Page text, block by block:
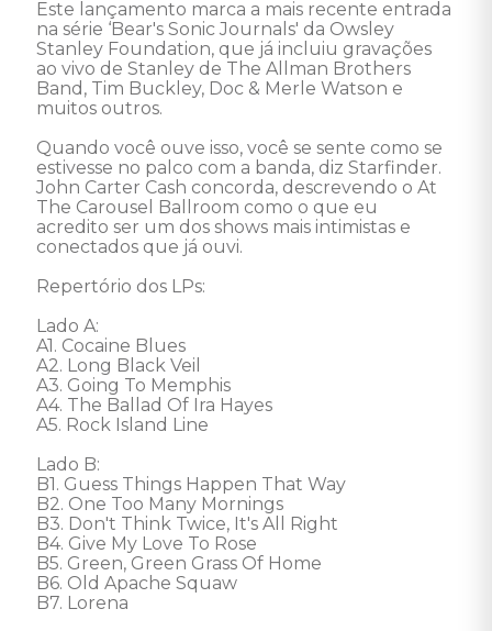
Este lançamento marca a mais recente entrada
na série ‘Bear's Sonic Journals' da Owsley
Stanley Foundation, que já incluiu gravações
ao vivo de Stanley de The Allman Brothers
Band, Tim Buckley, Doc & Merle Watson e
muitos outros.
Quando você ouve isso, você se sente como se
estivesse no palco com a banda, diz Starfinder.
John Carter Cash concorda, descrevendo o At
The Carousel Ballroom como o que eu
acredito ser um dos shows mais intimistas e
conectados que já ouvi.
Repertório dos LPs:
Lado A:
A1. Cocaine Blues
A2. Long Black Veil
A3. Going To Memphis
A4. The Ballad Of Ira Hayes
A5. Rock Island Line
Lado B:
B1. Guess Things Happen That Way
B2. One Too Many Mornings
B3. Don't Think Twice, It's All Right
B4. Give My Love To Rose
B5. Green, Green Grass Of Home
B6. Old Apache Squaw
B7. Lorena